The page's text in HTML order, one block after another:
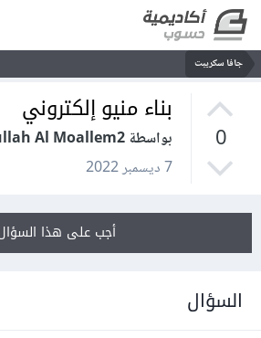
جافا سكريبت
0
بناء منيو إلكتروني
بواسطة Abdullah Al Moallem2
7 ديسمبر 2022
أجب على هذا السؤال
السؤال